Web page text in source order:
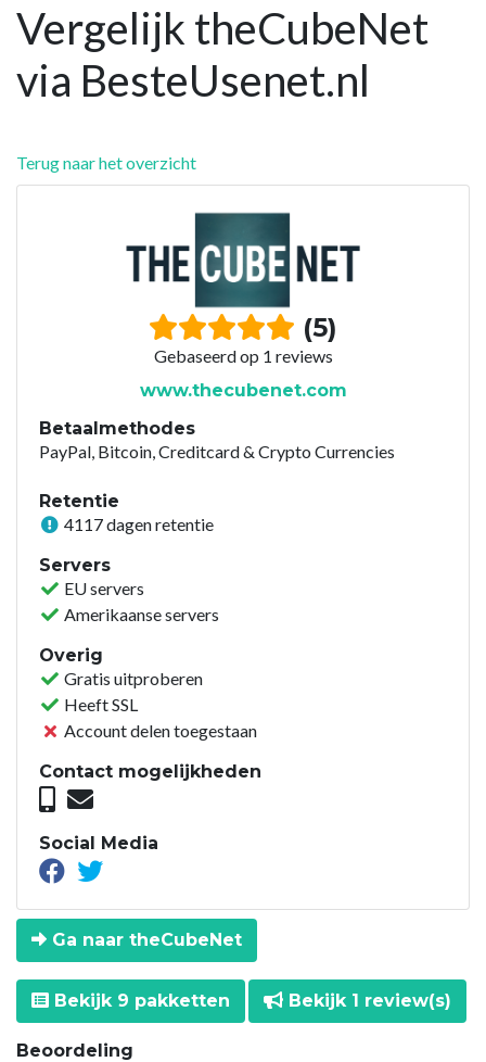
Vergelijk theCubeNet
via BesteUsenet.nl
Terug naar het overzicht
(5)
Gebaseerd op 1 reviews
www.thecubenet.com
Betaalmethodes
PayPal, Bitcoin, Creditcard & Crypto Currencies
Retentie
4117 dagen retentie
Servers
EU servers
Amerikaanse servers
Overig
Gratis uitproberen
Heeft SSL
Account delen toegestaan
Contact mogelijkheden
Social Media
Ga naar theCubeNet
Bekijk 9 pakketten Bekijk 1 review(s)
Beoordeling